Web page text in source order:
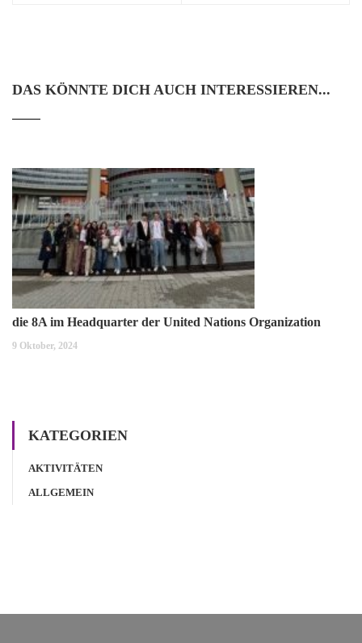
DAS KÖNNTE DICH AUCH INTERESSIEREN...
die 8A im Headquarter der United Nations Organization
9 Oktober, 2024
KATEGORIEN
AKTIVITÄTEN
ALLGEMEIN